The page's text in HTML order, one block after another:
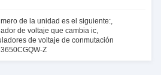
de la unidad es el siguiente:,
de voltaje que cambia ic,
de voltaje de conmutación
Z